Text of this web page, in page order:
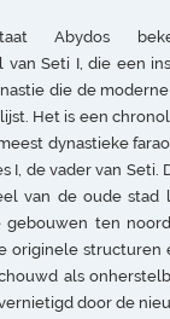
staat Abydos
van Seti I, die een
die de
Het is een
dynastieke
I, de vader van Seti.
van de oude stad
gebouwen ten
originele structuren
als
door de